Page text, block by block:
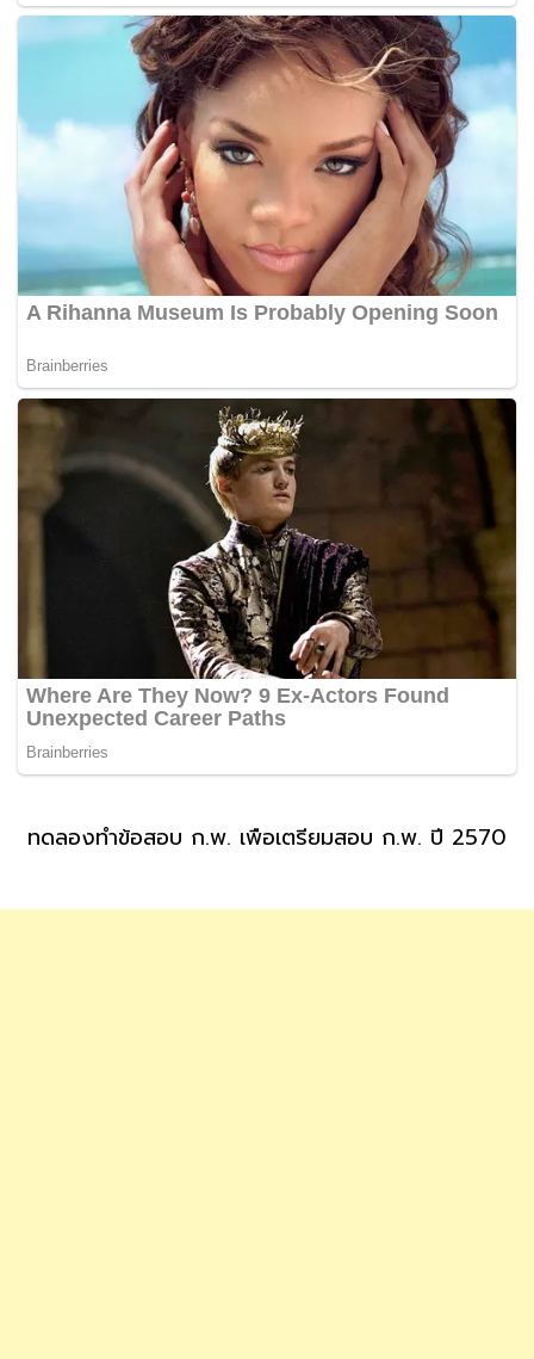
ทดลองทำข้อสอบ ก.พ. เพื่อเตรียมสอบ ก.พ. ปี 2570